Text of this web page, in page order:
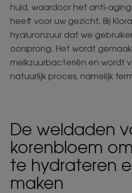
huid, waardoor het anti-
heeft voor uw gezicht. Bij
hyaluronzuur dat we
oorsprong. Het wordt
melkzuurbacteriën en wordt
natuurlijk proces, namelijk
De weldaden
korenbloem
te hydrateren
maken